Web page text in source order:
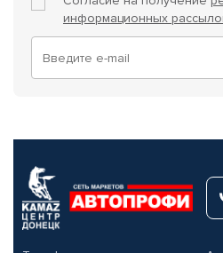
информационных